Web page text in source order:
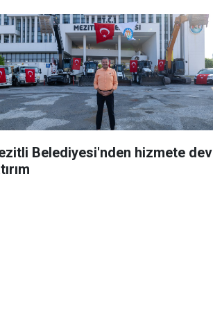
Belediyesi'nden hizmete dev